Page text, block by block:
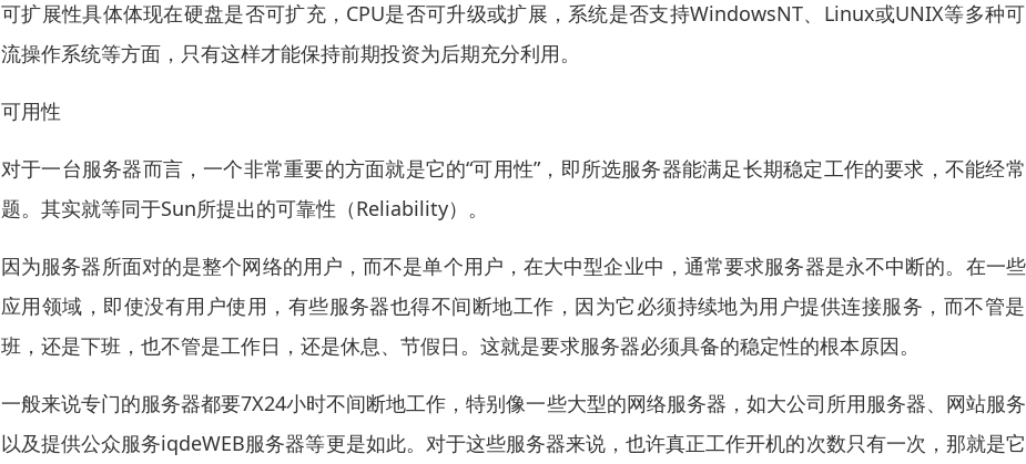
可扩展性具体体现在硬盘是否可扩充，CPU是否可升级或扩展，系统是否支持WindowsNT、Linux或UNIX等多种
流操作系统等方面，只有这样才能保持前期投资为后期充分利用。
可用性
对于一台服务器而言，一个非常重要的方面就是它的“可用性”，即所选服务器能满足长期稳定工作的要求，不能经
题。其实就等同于Sun所提出的可靠性（Reliability）。
因为服务器所面对的是整个网络的用户，而不是单个用户，在大中型企业中，通常要求服务器是永不中断的。在一
应用领域，即使没有用户使用，有些服务器也得不间断地工作，因为它必须持续地为用户提供连接服务，而不管
班，还是下班，也不管是工作日，还是休息、节假日。这就是要求服务器必须具备的稳定性的根本原因。
一般来说专门的服务器都要7X24小时不间断地工作，特别像一些大型的网络服务器，如大公司所用服务器、网站服
以及提供公众服务iqdeWEB服务器等更是如此。对于这些服务器来说，也许真正工作开机的次数只有一次，那就是